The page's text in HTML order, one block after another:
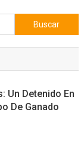
Buscar:
Un Detenido En
De Ganado